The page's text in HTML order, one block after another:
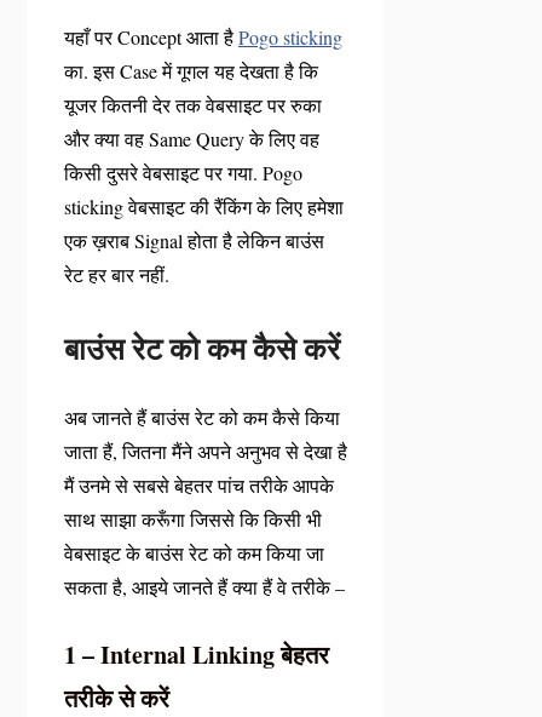
यहाँ पर Concept आता हैPogo sticking
का. इस Case में गूगल यह देखता है कि
यूजर कितनी देर तक वेबसाइट पर रुका
और क्या वह Same Query के लिए वह
किसी दुसरे वेबसाइट पर गया. Pogo
sticking वेबसाइट की रैंकिंग के लिए हमेशा
एक ख़राब Signal होता है लेकिन बाउंस
रेट हर बार नहीं.
बाउंस रेट को कम कैसे करें
अब जानते हैं बाउंस रेट को कम कैसे किया
जाता हैं, जितना मैंने अपने अनुभव से देखा है
मैं उनमे से सबसे बेहतर पांच तरीके आपके
साथ साझा करूँगा जिससे कि किसी भी
वेबसाइट के बाउंस रेट को कम किया जा
सकता है, आइये जानते हैं क्या हैं वे तरीके –
1 – Internal Linking बेहतर
तरीके से करें